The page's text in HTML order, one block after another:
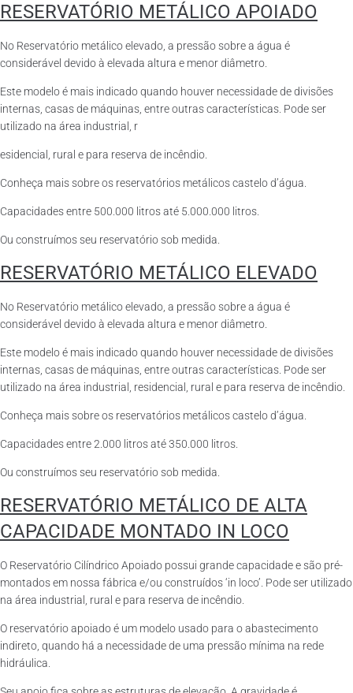
RESERVATÓRIO METÁLICO APOIADO
No Reservatório metálico elevado, a pressão sobre a água é
considerável devido à elevada altura e menor diâmetro.
Este modelo é mais indicado quando houver necessidade de divisões
internas, casas de máquinas, entre outras características. Pode ser
utilizado na área industrial, r
esidencial, rural e para reserva de incêndio.
Conheça mais sobre os reservatórios metálicos castelo d’água.
Capacidades entre 500.000 litros até 5.000.000 litros.
Ou construímos seu reservatório sob medida.
RESERVATÓRIO METÁLICO ELEVADO
No Reservatório metálico elevado, a pressão sobre a água é
considerável devido à elevada altura e menor diâmetro.
Este modelo é mais indicado quando houver necessidade de divisões
internas, casas de máquinas, entre outras características. Pode ser
utilizado na área industrial, residencial, rural e para reserva de incêndio.
Conheça mais sobre os reservatórios metálicos castelo d’água.
Capacidades entre 2.000 litros até 350.000 litros.
Ou construímos seu reservatório sob medida.
RESERVATÓRIO METÁLICO DE ALTA
CAPACIDADE MONTADO IN LOCO
O Reservatório Cilíndrico Apoiado possui grande capacidade e são pré-
montados em nossa fábrica e/ou construídos ‘in loco’. Pode ser utilizado
na área industrial, rural e para reserva de incêndio.
O reservatório apoiado é um modelo usado para o abastecimento
indireto, quando há a necessidade de uma pressão mínima na rede
hidráulica.